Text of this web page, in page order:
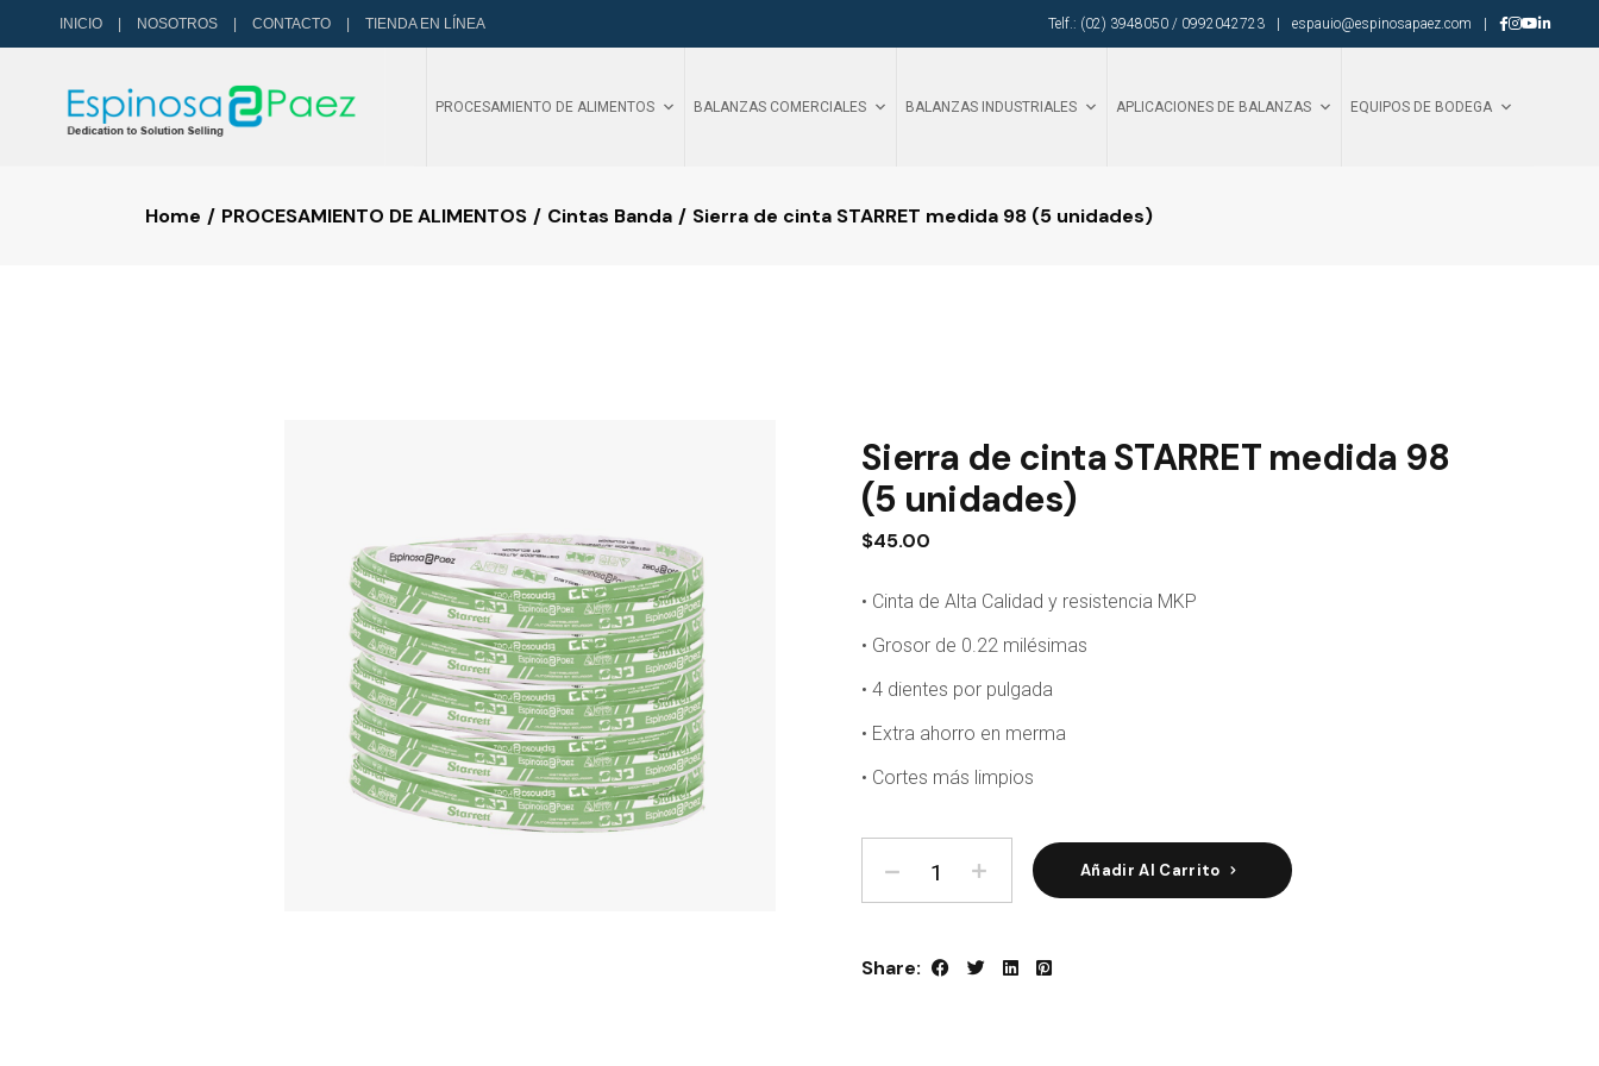
INICIO NOSOTROS CONTACTO TIENDA EN LÍNEA Telf.: (02) 3948050 / 0992042723 espauio@espinosapaez.com
PROCESAMIENTO DE ALIMENTOS BALANZAS COMERCIALES BALANZAS INDUSTRIALES APLICACIONES DE BALANZAS EQUIPOS DE BODEGA
Home PROCESAMIENTO DE ALIMENTOS Cintas Banda Sierra de cinta STARRET medida 98 (5 unidades)
Sierra de cinta STARRET medida 98
(5 unidades)
$45.00
• Cinta de Alta Calidad y resistencia MKP
• Grosor de 0.22 milésimas
• 4 dientes por pulgada
• Extra ahorro en merma
• Cortes más limpios
Sierra de cinta STARRET medida 98 (5 unidades) quantity
Añadir Al Carrito
Share: